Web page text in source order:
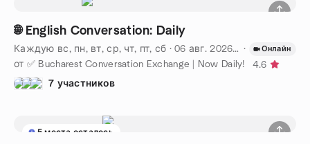
🌐 English Conversation: Daily
Каждую вс, пн, вт, ср, чт, пт, сб ·06 авг. 2026 г. 18:00 EEST
· Онлайн
от ✅ Bucharest Conversation Exchange | Now Daily!
4.6
7 участников
5 места осталось